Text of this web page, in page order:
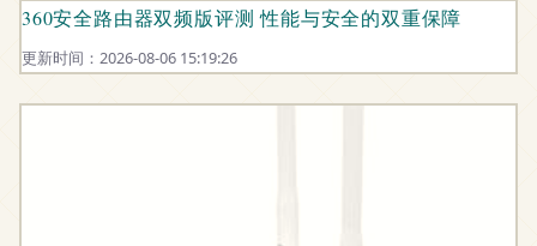
360安全路由器双频版评测 性能与安全的双重保障
更新时间：2026-08-06 15:19:26